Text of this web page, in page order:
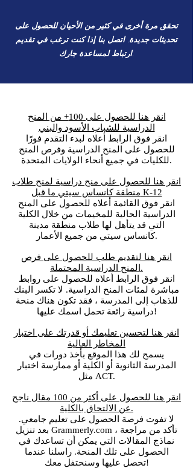
تحقق مرة أخرى في كثير من الأحيان للحصول على
تحديثات جديدة. اتصل بنا إذا كنت ترغب في تقديم
ارتباط لمساعدة جارك.
انقر هنا للحصول على 100+ من المنح
الدراسية للشباب الأسود والبني
انقر فوق الرابط أعلاه لبدء التقدم فورًا
للحصول على المنح الدراسية وفرص المنح
للكليات في جميع أنحاء الولايات المتحدة.
انقر هنا للحصول على منح دراسية لمنح طلاب
منطقة كانساس سيتي ما قبل K-12
انقر فوق القائمة أعلاه للحصول على المنح
الدراسية الحالية للمخيمات من خلال الكلية
التي قد يتأهل لها طلاب منطقة مدينة
كانساس سيتي من جميع الأعمار.
انقر هنا لتقديم طلب للحصول على فرص
المنح الدراسية المحتملة.
انقر فوق الرابط أعلاه للحصول على روابط
مباشرة لمئات المنح الدراسية. لا تكسر البنك
للذهاب إلى المدرسة ، فقد تكون هناك منحة
دراسية رائعة تحمل اسمك عليها!
انقر هنا لتحسين تعليمك أو قدرتك على اختبار
المخاطر العالية
يسمح لك هذا الموقع بأخذ دورات في
المدرسة الثانوية أو الكلية أو ممارسة اختبار
مثل ACT.
انقر هنا للحصول على أكثر من 100 مقال ناجح
عن الالتحاق بالكلية.
لا تفوت فرصة الحصول على تعليم جامعي.
بعد تنزيل Grammerly.com ، تأكد من مراجعة
نماذج المقالات التي يمكن أن تساعدك في
الحصول على تلك المنحة. راسلنا عندما
تحصل عليها وسنحتفل معك!